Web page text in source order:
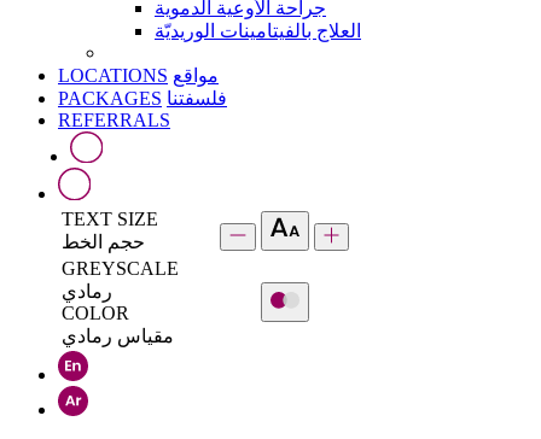
جراحة الأوعية الدموية
العلاج بالفيتامينات الوريديّة
LOCATIONS مواقع
PACKAGES فلسفتنا
REFERRALS
TEXT SIZE
حجم الخط
GREYSCALE
رمادي
COLOR
مقياس رمادي